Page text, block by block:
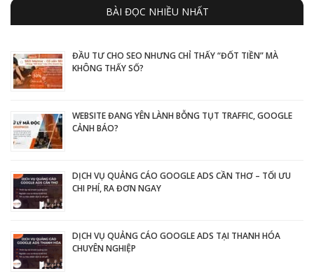
BÀI ĐỌC NHIỀU NHẤT
ĐẦU TƯ CHO SEO NHƯNG CHỈ THẤY “ĐỐT TIỀN” MÀ
KHÔNG THẤY SỐ?
WEBSITE ĐANG YÊN LÀNH BỖNG TỤT TRAFFIC, GOOGLE
CẢNH BÁO?
DỊCH VỤ QUẢNG CÁO GOOGLE ADS CẦN THƠ – TỐI ƯU
CHI PHÍ, RA ĐƠN NGAY
DỊCH VỤ QUẢNG CÁO GOOGLE ADS TẠI THANH HÓA
CHUYÊN NGHIỆP